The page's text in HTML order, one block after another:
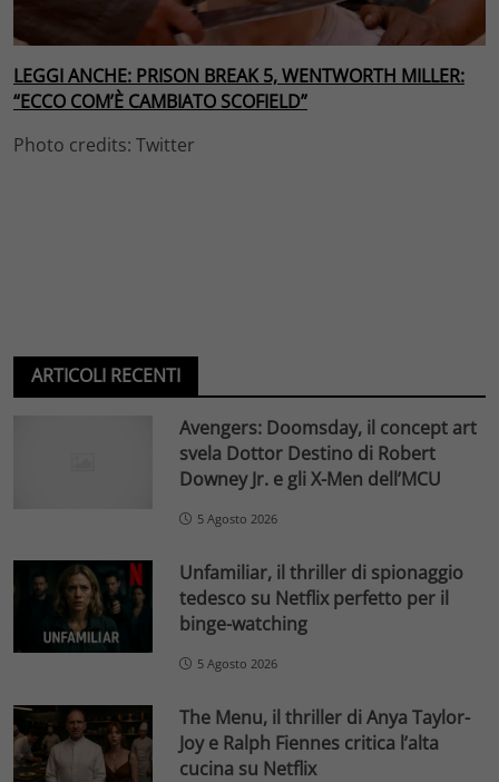
LEGGI ANCHE: PRISON BREAK 5, WENTWORTH MILLER:
“ECCO COM’È CAMBIATO SCOFIELD”
Photo credits: Twitter
ARTICOLI RECENTI
Avengers: Doomsday, il concept art
svela Dottor Destino di Robert
Downey Jr. e gli X-Men dell’MCU
5 Agosto 2026
Unfamiliar, il thriller di spionaggio
tedesco su Netflix perfetto per il
binge-watching
5 Agosto 2026
The Menu, il thriller di Anya Taylor-
Joy e Ralph Fiennes critica l’alta
cucina su Netflix